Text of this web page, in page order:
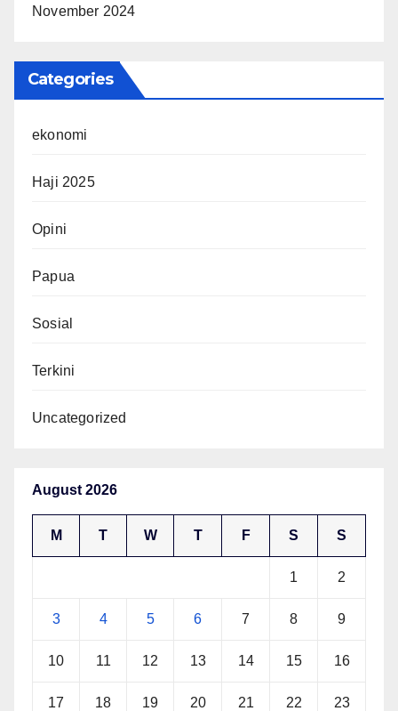
November 2024
Categories
ekonomi
Haji 2025
Opini
Papua
Sosial
Terkini
Uncategorized
August 2026
M T W T F S S
1 2
3 4 5 6 7 8 9
10 11 12 13 14 15 16
17 18 19 20 21 22 23